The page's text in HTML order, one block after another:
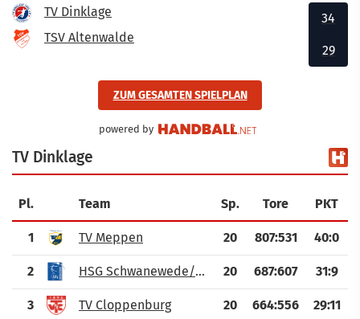
TV Dinklage
TSV Altenwalde
34
29
ZUM GESAMTEN SPIELPLAN
powered by
TV Dinklage
Pl. Team Sp. Tore PKT
1 TV Meppen 20 807:531 40:0
2 HSG Schwanewede/Nk. 20 687:607 31:9
3 TV Cloppenburg 20 664:556 29:11